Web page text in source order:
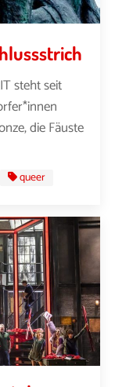
steht seit
die Fäuste
queer